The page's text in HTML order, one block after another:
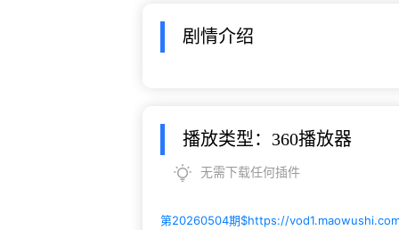
剧情介绍
播放类型：360播放器
无需下载任何插件
第20260504期$https://